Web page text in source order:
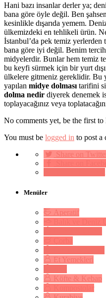
Hani bazı insanlar derler ya;
bana göre öyle değil. Ben
kesinlikle dışarıda yemem.
ülkemizdeki en tehlikeli ürün.
İstanbul’da pek temiz yerlerden
bana göre iyi değil. Benim
midyelerdir. Bunlar hem temiz
bu keyfi sürmek için bir yurt
ülkelere gitmeniz gereklidir. Bu
yapılan midye dolması tarifini
dolma nedir diyerek denemek
toplayacağınız veya
No comments yet, be the first to
You must be logged in to post a
Share on
Menüler
Aperatif
Et Yemekleri
Köfte & Kebap